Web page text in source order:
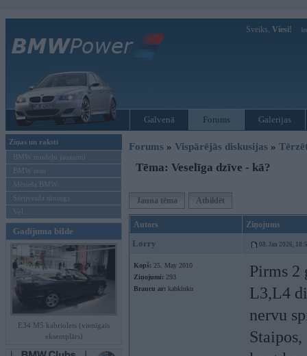
Sveiks, Viesi!
Galvenā Forums Galerijas
Ziņas un raksti
BMW modeļu jaunumi
BMW testi
Mēneša BMW
Sērijveida tūnings
Vel...
Gadījuma bilde
E34 M5 kabriolets (vienīgais
eksemplārs)
Forums » Vispārējās diskusijas »
Tēma: Veselīga dzīve - kā?
Jauna tēma Atbildēt
Autors Ziņojums
Lorry 08. Jan 2026,
Kopš: 25. May 2010
Ziņojumi: 293
Braucu ar: kabkluku
Pirms 2
L3,L4
nervu